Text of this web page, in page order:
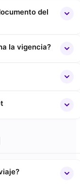
del
la vigencia?